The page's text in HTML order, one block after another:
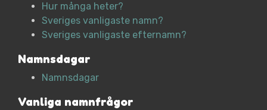
Hur många heter?
Sveriges vanligaste namn?
Sveriges vanligaste efternamn?
Namnsdagar
Namnsdagar
Vanliga namnfrågor